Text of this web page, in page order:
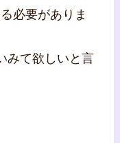
必要がありま
みて欲しいと言